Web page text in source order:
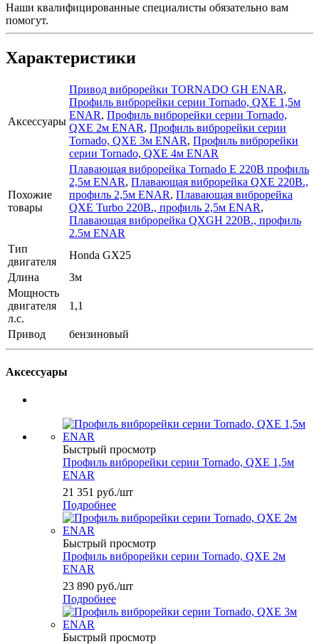
Наши квалифицированные специалисты обязательно вам
помогут.
Характеристики
Аксессуары
Привод виброрейки TORNADO GH ENAR,
Профиль виброрейки серии Tornado, QXE 1,5м
ENAR, Профиль виброрейки серии Tornado,
QXE 2м ENAR, Профиль виброрейки серии
Tornado, QXE 3м ENAR, Профиль виброрейки
серии Tornado, QXE 4м ENAR
Похожие
товары
Плавающая виброрейка Tornado E 220В профиль
2,5м ENAR, Плавающая виброрейка QXE 220В.,
профиль 2,5м ENAR, Плавающая виброрейка
QXE Turbo 220В., профиль 2,5м ENAR,
Плавающая виброрейка QXGH 220В., профиль
2.5м ENAR
Тип
двигателя
Honda GX25
Длина
3м
Мощность
двигателя
л.с.
1,1
Привод бензиновый
Аксессуары
Быстрый просмотр
Профиль виброрейки серии Tornado, QXE 1,5м
ENAR
21 351 руб./шт
Подробнее
Быстрый просмотр
Профиль виброрейки серии Tornado, QXE 2м
ENAR
23 890 руб./шт
Подробнее
Быстрый просмотр